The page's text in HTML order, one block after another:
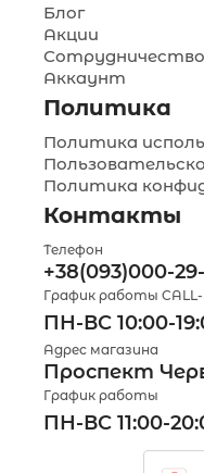
Блог
Акции
Сотрудничество
Аккаунт
Политика
Политика
Политика
Контакты
Телефон
+38(093)000-
График работы
ПН-ВС 10:00-
Адрес магазина
Проспект
График работы
ПН-ВС 11:00-